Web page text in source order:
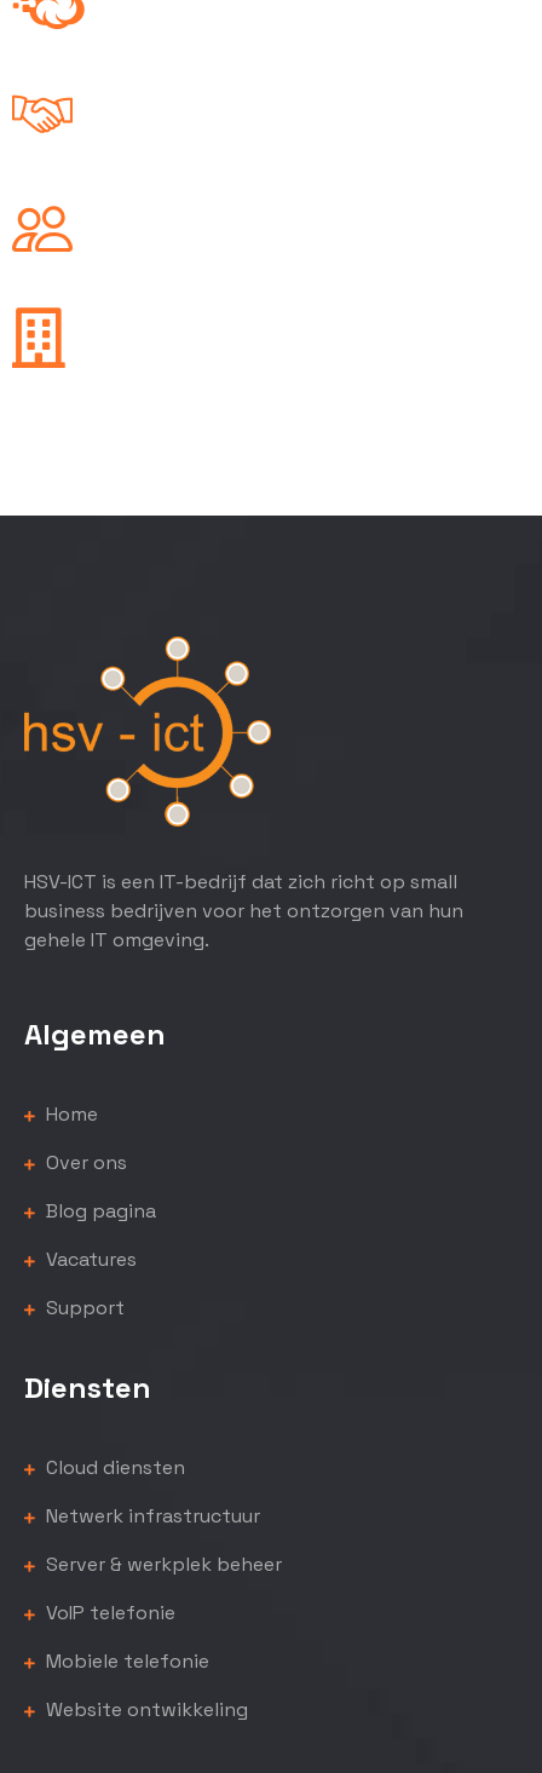
HSV-ICT is een IT-bedrijf dat zich richt op small
business bedrijven voor het ontzorgen van hun
gehele IT omgeving.
Algemeen
Home
Over ons
Blog pagina
Vacatures
Support
Diensten
Cloud diensten
Netwerk infrastructuur
Server & werkplek beheer
VoIP telefonie
Mobiele telefonie
Website ontwikkeling